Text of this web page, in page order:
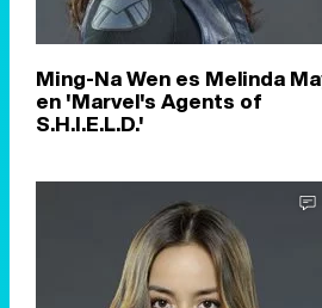
Ming-Na Wen es Melinda
en 'Marvel's Agents of
S.H.I.E.L.D.'